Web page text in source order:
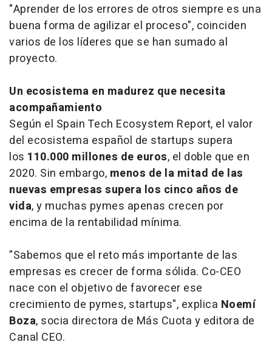
"Aprender de los errores de otros siempre es una
buena forma de agilizar el proceso", coinciden
varios de los líderes que se han sumado al
proyecto.
Un ecosistema en madurez que necesita
acompañamiento
Según el Spain Tech Ecosystem Report, el valor
del ecosistema español de startups supera
los 110.000 millones de euros, el doble que en
2020. Sin embargo, menos de la mitad de las
nuevas empresas supera los cinco años de
vida, y muchas pymes apenas crecen por
encima de la rentabilidad mínima.
"Sabemos que el reto más importante de las
empresas es crecer de forma sólida. Co-CEO
nace con el objetivo de favorecer ese
crecimiento de pymes, startups", explica Noemí
Boza, socia directora de Más Cuota y editora de
Canal CEO.